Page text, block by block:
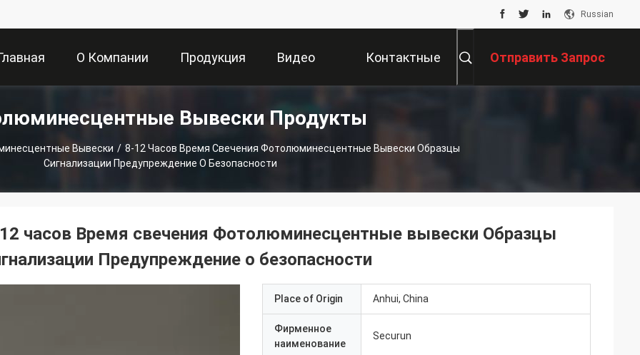
Russian
О Компании Продукция Видео Контактные Отправить Запрос
Вывески Продукты
Вывески / 8-12 Часов Время Свечения Фотолюминесцентные Вывески Образцы
Сигнализации Предупреждение О Безопасности
часов Время свечения Фотолюминесцентные вывески Образцы
Предупреждение о безопасности
Place of Origin Anhui, China
Фирменное
наименование
Securun